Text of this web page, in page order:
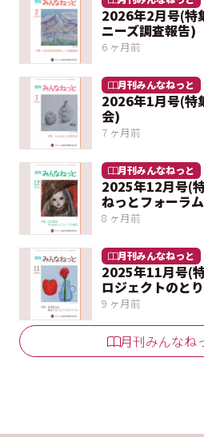
2026年2月号(
ニーズ調査報告)
6 ヶ月前
月刊みんなねっと
2026年1月号(
会)
7 ヶ月前
月刊みんなねっと
2025年12月号(
ねっとフォーラ
8 ヶ月前
月刊みんなねっと
2025年11月号(
ロジェクトのと
9 ヶ月前
月刊みんなね